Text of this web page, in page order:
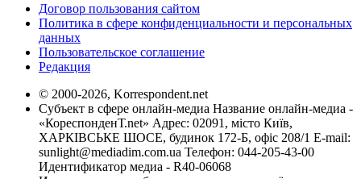
Договор пользования сайтом
Политика в сфере конфиденциальности и персональных
данных
Пользовательское соглашение
Редакция
© 2000-2026, Korrespondent.net
Субъект в сфере онлайн-медиа Название онлайн-медиа -
«КореспонденТ.net» Адрес: 02091, місто Київ,
ХАРКІВСЬКЕ ШОСЕ, будинок 172-Б, офіс 208/1 E-mail:
sunlight@mediadim.com.ua Телефон: 044-205-43-00
Идентификатор медиа - R40-06068